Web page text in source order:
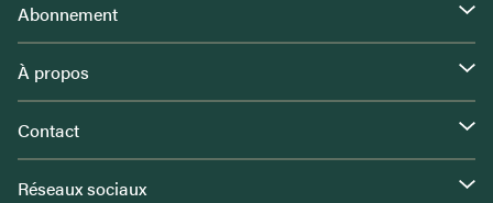
Abonnement
À propos
Contact
Réseaux sociaux